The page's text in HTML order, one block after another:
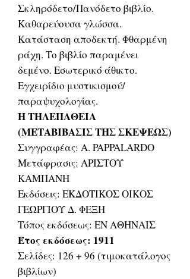
Σκληρόδετο/Πανόδετο βιβλίο.
Καθαρεύουσα γλώσσα.
Κατάσταση αποδεκτή. Φθαρμένη
ράχη. Το βιβλίο παραμένει
δεμένο. Εσωτερικό άθικτο.
Εγχειρίδιο μυστικισμού/
παραψυχολογίας.
Η ΤΗΛΕΠΑΘΕΙΑ
(ΜΕΤΑΒΙΒΑΣΙΣ ΤΗΣ ΣΚΕΨΕΩΣ)
Συγγραφέας: A. PAPPALARDO
Μετάφρασις: ΑΡΙΣΤΟΥ
ΚΑΜΠΑΝΗ
Εκδόσεις: ΕΚΔΟΤΙΚΟΣ ΟΙΚΟΣ
ΓΕΩΡΓΙΟΥ Δ. ΦΕΞΗ
Τόπος εκδόσεως: ΕΝ ΑΘΗΝΑΙΣ
Έτος εκδόσεως: 1911
Σελίδες: 126 + 96 (τιμοκατάλογος
βιβλίων)